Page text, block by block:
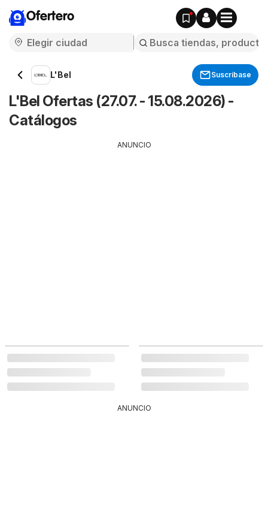
Ofertero
L'Bel Suscríbase
L'Bel Ofertas (27.07. - 15.08.2026) -
Catálogos
ANUNCIO
ANUNCIO